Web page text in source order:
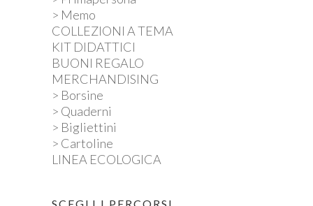
> Memo
COLLEZIONI A TEMA
KIT DIDATTICI
BUONI REGALO
MERCHANDISING
> Borsine
> Quaderni
> Bigliettini
> Cartoline
LINEA ECOLOGICA